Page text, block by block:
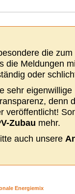
die
die Meldungen
oder
sehr
denn
veröffentlicht!
Zubau mehr.
auch unsere
Energiemix